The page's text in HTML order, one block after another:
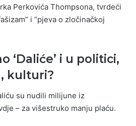
Perkovića Thompsona, tvrdeći
i “pjeva o zločinačkoj
‘Daliće’ i u politici,
kulturi?
su nudili milijune iz
– za višestruko manju plaću.